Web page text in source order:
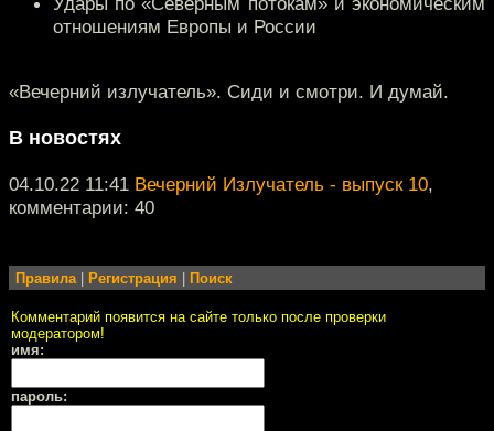
отношениям Европы и России
«Вечерний излучатель». Сиди и смотри. И думай.
В новостях
04.10.22 11:41 Вечерний Излучатель - выпуск 10,
комментарии: 40
Правила| Регистрация Поиск
Комментарий появится на сайте только после проверки
модератором!
имя:
пароль: